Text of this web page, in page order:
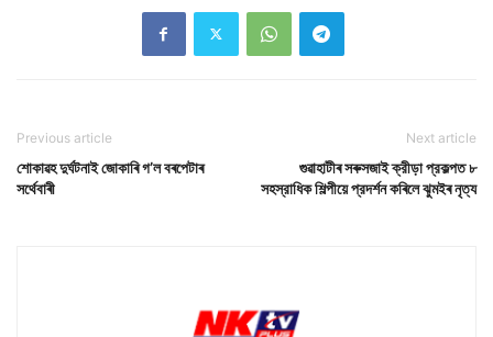
Previous article
শোকাৱহ দুৰ্ঘটনাই জোকাৰি গ’ল বৰপেটাৰ
সৰ্থেবাৰী
Next article
গুৱাহাটীৰ সৰুসজাই ক্রীড়া প্রকল্পত ৮
সহস্রাধিক শিল্পীয়ে প্রদর্শন কৰিলে ঝুমইৰ নৃত্য